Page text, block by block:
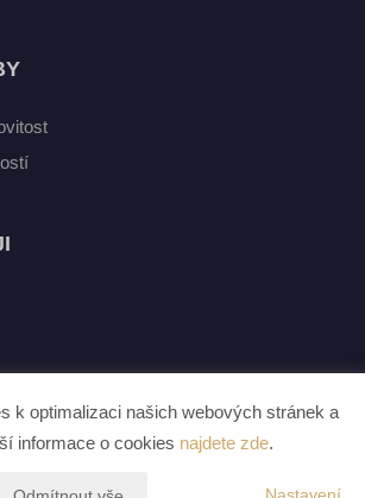
systémuCHYTRÝ WEB MAKLÉŘE
Tomawell s.r.o. © 2026
k optimalizaci našich webových stránek a
informace o cookies najdete zde.